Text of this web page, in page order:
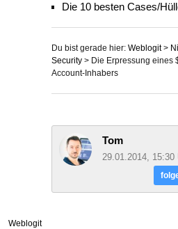
Die 10 besten Cases/
Du bist gerade hier: Weblogit>
Security > Die Erpressung eines
Account-Inhabers
Tom
29.01.2014, 15:30
Weblogit